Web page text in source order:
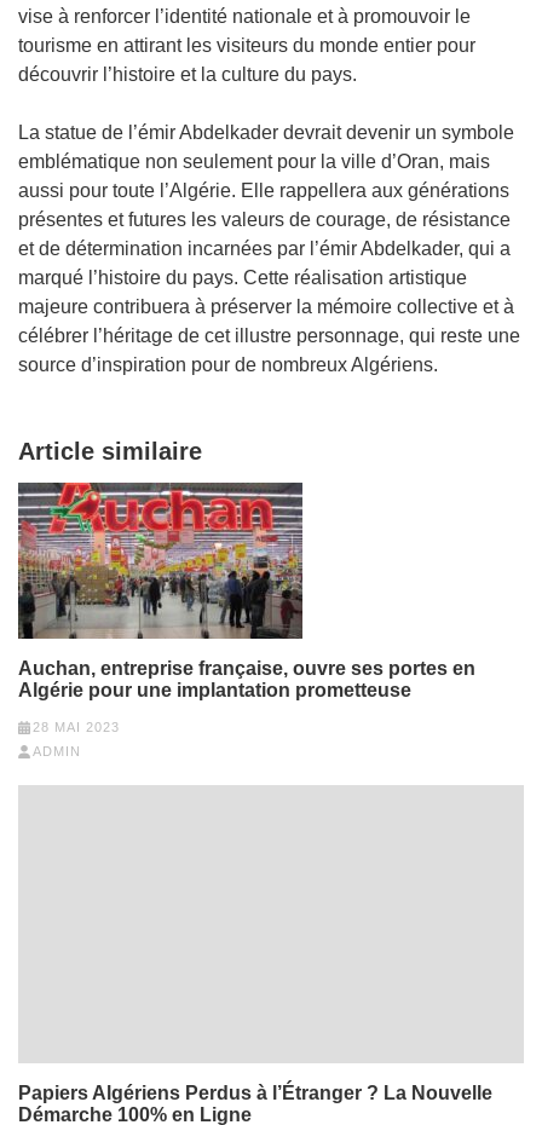
vise à renforcer l’identité nationale et à promouvoir le
tourisme en attirant les visiteurs du monde entier pour
découvrir l’histoire et la culture du pays.
La statue de l’émir Abdelkader devrait devenir un symbole
emblématique non seulement pour la ville d’Oran, mais
aussi pour toute l’Algérie. Elle rappellera aux générations
présentes et futures les valeurs de courage, de résistance
et de détermination incarnées par l’émir Abdelkader, qui a
marqué l’histoire du pays. Cette réalisation artistique
majeure contribuera à préserver la mémoire collective et à
célébrer l’héritage de cet illustre personnage, qui reste une
source d’inspiration pour de nombreux Algériens.
Article similaire
Auchan, entreprise française, ouvre ses portes en
Algérie pour une implantation prometteuse
28 MAI 2023
ADMIN
Papiers Algériens Perdus à l’Étranger ? La Nouvelle
Démarche 100% en Ligne